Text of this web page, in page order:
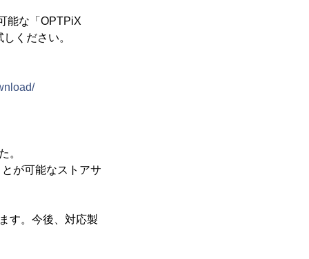
能な「OPTPiX
ください。
。
が可能なストアサ
す。今後、対応製